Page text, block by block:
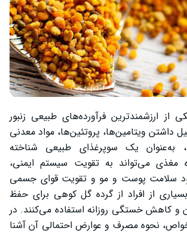
ارزشمندترین فرآورده‌های طبیعی زنبور
داشتن ویتامین‌ها، پروتئین‌ها، مواد معدنی
به‌عنوان یک سوپرغذای طبیعی شناخته
مغذی می‌تواند به تقویت سیستم ایمنی،
سلامت پوست و مو و تقویت قوای جسمی
از افراد از گرده گل کوهی برای حفظ
کاهش خستگی روزانه استفاده می‌کنند. در
خواص، نحوه مصرف و عوارض احتمالی آن آشنا